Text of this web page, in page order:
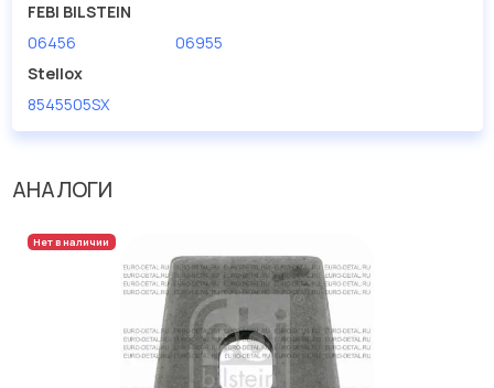
FEBI BILSTEIN
06456
06955
Stellox
8545505SX
АНАЛОГИ
Нет в наличии